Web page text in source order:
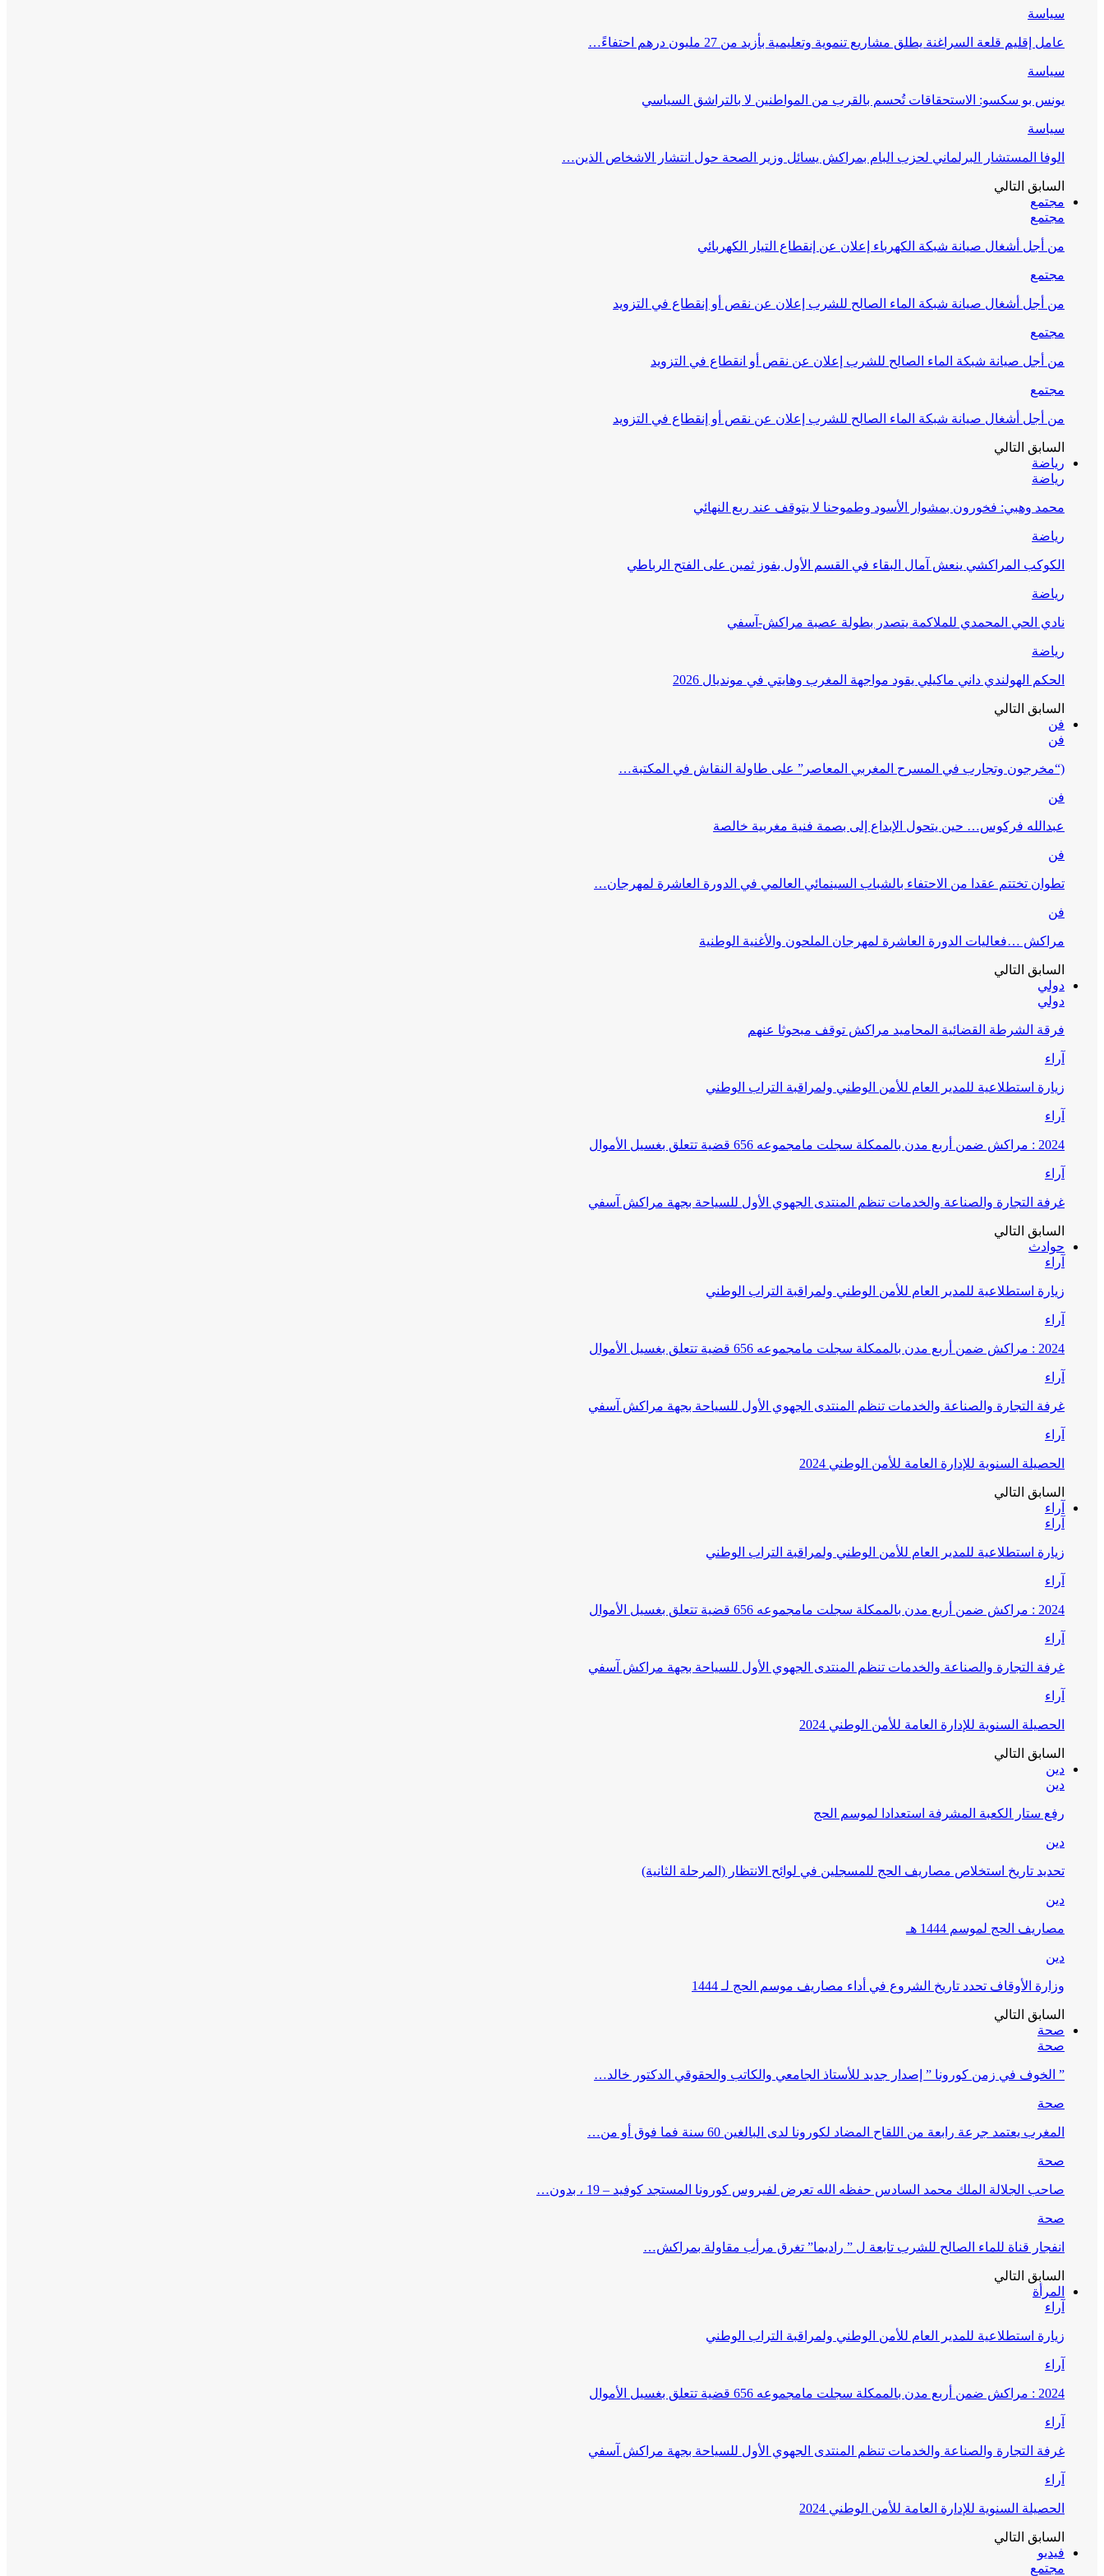
سياسة
عامل إقليم قلعة السراغنة يطلق مشاريع تنموية وتعليمية بأزيد من 27 مليون درهم احتفاءً…
سياسة
يونس بو سكسو: الاستحقاقات تُحسم بالقرب من المواطنين لا بالتراشق السياسي
سياسة
الوفا المستشار البرلماني لحزب البام بمراكش يسائل وزير الصحة حول انتشار الاشخاص الذين…
السابق التالي
مجتمع
مجتمع
من أجل أشغال صيانة شبكة الكهرباء إعلان عن إنقطاع التيار الكهربائي
مجتمع
من أجل أشغال صيانة شبكة الماء الصالح للشرب إعلان عن نقص أو إنقطاع في التزويد
مجتمع
من أجل صيانة شبكة الماء الصالح للشرب إعلان عن نقص أو انقطاع في التزويد
مجتمع
من أجل أشغال صيانة شبكة الماء الصالح للشرب إعلان عن نقص أو إنقطاع في التزويد
السابق التالي
رياضة
رياضة
محمد وهبي: فخورون بمشوار الأسود وطموحنا لا يتوقف عند ربع النهائي
رياضة
الكوكب المراكشي ينعش آمال البقاء في القسم الأول بفوز ثمين على الفتح الرباطي
رياضة
نادي الحي المحمدي للملاكمة يتصدر بطولة عصبة مراكش-آسفي
رياضة
الحكم الهولندي داني ماكيلي يقود مواجهة المغرب وهايتي في مونديال 2026
السابق التالي
فن
فن
(“مخرجون وتجارب في المسرح المغربي المعاصر” على طاولة النقاش في المكتبة…
فن
عبدالله فركوس… حين يتحول الإبداع إلى بصمة فنية مغربية خالصة
فن
تطوان تختتم عقدا من الاحتفاء بالشباب السينمائي العالمي في الدورة العاشرة لمهرجان…
فن
مراكش …فعاليات الدورة العاشرة لمهرجان الملحون والأغنية الوطنية
السابق التالي
دولي
دولي
فرقة الشرطة القضائية المحاميد مراكش توقف مبحوثا عنهم
آراء
زيارة استطلاعية للمدير العام للأمن الوطني ولمراقبة التراب الوطني
آراء
2024 : مراكش ضمن أربع مدن بالممكلة سجلت مامجموعه 656 قضية تتعلق بغسيل الأموال
آراء
غرفة التجارة والصناعة والخدمات تنظم المنتدى الجهوي الأول للسياحة بجهة مراكش آسفي
السابق التالي
حوادث
آراء
زيارة استطلاعية للمدير العام للأمن الوطني ولمراقبة التراب الوطني
آراء
2024 : مراكش ضمن أربع مدن بالممكلة سجلت مامجموعه 656 قضية تتعلق بغسيل الأموال
آراء
غرفة التجارة والصناعة والخدمات تنظم المنتدى الجهوي الأول للسياحة بجهة مراكش آسفي
آراء
الحصيلة السنوية للإدارة العامة للأمن الوطني 2024
السابق التالي
آراء
آراء
زيارة استطلاعية للمدير العام للأمن الوطني ولمراقبة التراب الوطني
آراء
2024 : مراكش ضمن أربع مدن بالممكلة سجلت مامجموعه 656 قضية تتعلق بغسيل الأموال
آراء
غرفة التجارة والصناعة والخدمات تنظم المنتدى الجهوي الأول للسياحة بجهة مراكش آسفي
آراء
الحصيلة السنوية للإدارة العامة للأمن الوطني 2024
السابق التالي
دين
دين
رفع ستار الكعبة المشرفة استعدادا لموسم الحج
دين
تحديد تاريخ استخلاص مصاريف الحج للمسجلين في لوائح الانتظار (المرحلة الثانية)
دين
مصاريف الحج لموسم 1444 هـ
دين
وزارة الأوقاف تحدد تاريخ الشروع في أداء مصاريف موسم الحج لـ 1444
السابق التالي
صحة
صحة
” الخوف في زمن كورونا ” إصدار جديد للأستاذ الجامعي والكاتب والحقوقي الدكتور خالد…
صحة
المغرب يعتمد جرعة رابعة من اللقاح المضاد لكورونا لدى البالغين 60 سنة فما فوق أو من…
صحة
صاحب الجلالة الملك محمد السادس حفظه الله تعرض لفيروس كورونا المستجد كوفيد – 19 ، بدون…
صحة
انفجار قناة للماء الصالح للشرب تابعة ل ” راديما” تغرق مرأب مقاولة بمراكش…
السابق التالي
المرأة
آراء
زيارة استطلاعية للمدير العام للأمن الوطني ولمراقبة التراب الوطني
آراء
2024 : مراكش ضمن أربع مدن بالممكلة سجلت مامجموعه 656 قضية تتعلق بغسيل الأموال
آراء
غرفة التجارة والصناعة والخدمات تنظم المنتدى الجهوي الأول للسياحة بجهة مراكش آسفي
آراء
الحصيلة السنوية للإدارة العامة للأمن الوطني 2024
السابق التالي
فيديو
مجتمع